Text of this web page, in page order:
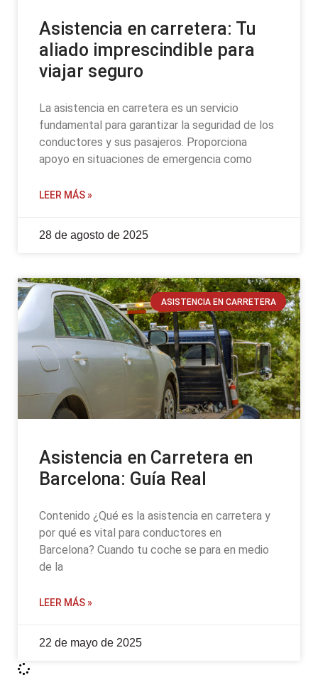
Asistencia en carretera: Tu
aliado imprescindible para
viajar seguro
La asistencia en carretera es un servicio
fundamental para garantizar la seguridad de los
conductores y sus pasajeros. Proporciona
apoyo en situaciones de emergencia como
LEER MÁS »
28 de agosto de 2025
ASISTENCIA EN CARRETERA
Asistencia en Carretera en
Barcelona: Guía Real
Contenido ¿Qué es la asistencia en carretera y
por qué es vital para conductores en
Barcelona? Cuando tu coche se para en medio
de la
LEER MÁS »
22 de mayo de 2025